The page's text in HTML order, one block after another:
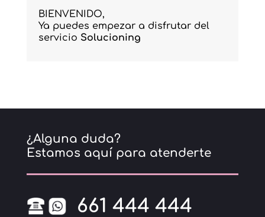
BIENVENIDO,
Ya puedes empezar a disfrutar del
servicio Solucioning
¿Alguna duda?
Estamos aquí para atenderte
661 444 444